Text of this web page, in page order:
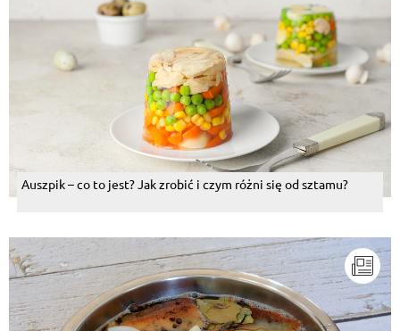
Auszpik – co to jest? Jak zrobić i czym różni się od sztamu?